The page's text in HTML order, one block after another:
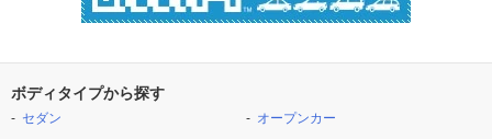
ボディタイプから探す
セダン
オープンカー